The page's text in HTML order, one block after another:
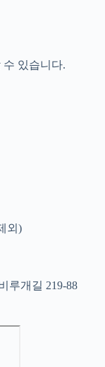
있습니다.
외)
루개길 219-88